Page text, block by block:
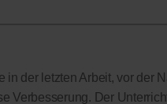
der letzten Arbeit, vor der
Verbesserung. Der